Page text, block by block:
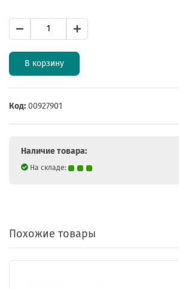
В корзину
Код: 00927901
Наличие товара:
На складе:
Похожие товары